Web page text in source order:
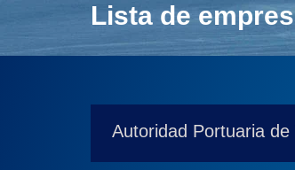
Lista de
Autoridad Portuaria de